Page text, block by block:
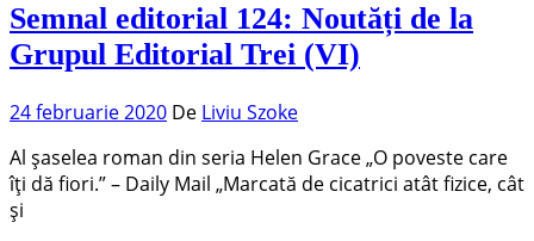
Semnal editorial 124: Noutăți de la
Grupul Editorial Trei (VI)
24 februarie 2020 De Liviu Szoke
Al șaselea roman din seria Helen Grace „O poveste care
îţi dă fiori.” – Daily Mail „Marcată de cicatrici atât fizice, cât
şi